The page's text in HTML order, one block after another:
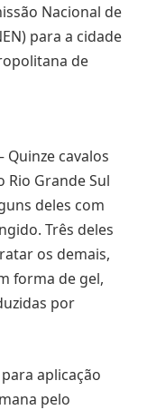
Nacional de
para a cidade
de
Quinze cavalos
Rio Grande Sul
deles com
Três deles
os demais,
forma de gel,
por
aplicação
pelo